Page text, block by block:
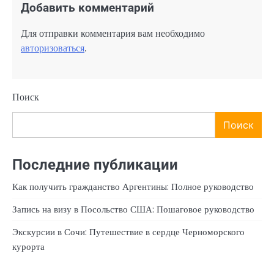
Добавить комментарий
Для отправки комментария вам необходимо
авторизоваться.
Поиск
Поиск
Последние публикации
Как получить гражданство Аргентины: Полное руководство
Запись на визу в Посольство США: Пошаговое руководство
Экскурсии в Сочи: Путешествие в сердце Черноморского
курорта